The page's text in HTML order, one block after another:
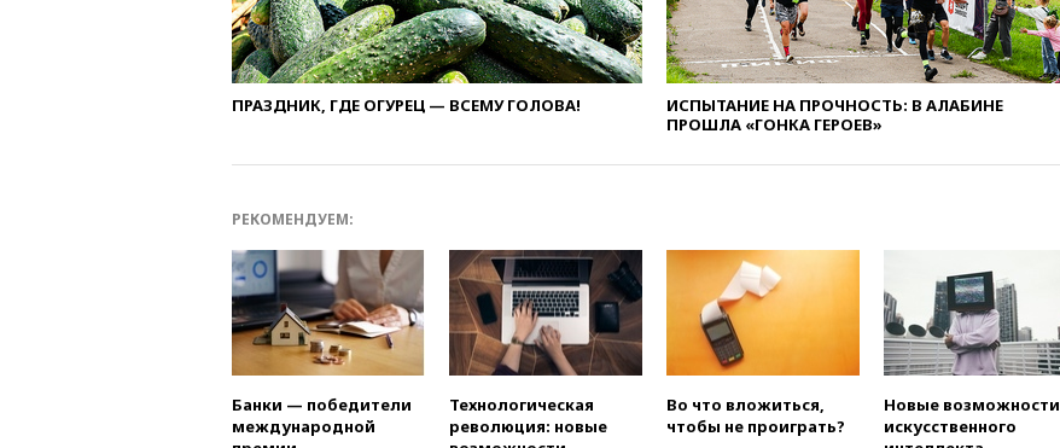
вчера, 17:45Шуваев сообщил
об учащении атак ВСУ на
Белгородскую область
половиной месяца посетил
все округа Белгородской
вчера, 17:20
«Ведомости»:
начальник тыла Санчик не
справился с возросшими
объемами работ
вчера, 17:15В аэропорту Сочи
введен план «Ковер»
ПРАЗДНИК, ГДЕ ОГУРЕЦ — ВСЕМУ ГОЛОВА!
ИСПЫТАНИЕ НА ПРОЧНОСТЬ: В АЛАБИНЕ
ПРОШЛА «ГОНКА ГЕРОЕВ»
РЕКОМЕНДУЕМ:
Банки — победители
международной
Технологическая
революция: новые
Во что вложиться,
чтобы не проиграть?
Новые возможности
искусственного